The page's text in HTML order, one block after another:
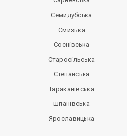
Семидубська
Смизька
Соснівська
Старосільська
Степанська
Тараканівська
Шпанівська
Ярославицька